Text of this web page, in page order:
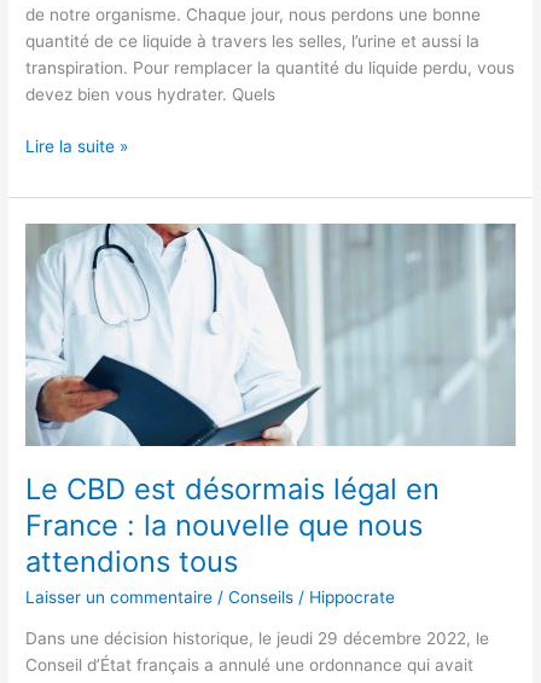
de notre organisme. Chaque jour, nous perdons une bonne
quantité de ce liquide à travers les selles, l’urine et aussi la
transpiration. Pour remplacer la quantité du liquide perdu, vous
devez bien vous hydrater. Quels
Lire la suite »
Le CBD est désormais légal en
France : la nouvelle que nous
attendions tous
Laisser un commentaire /Conseils / Hippocrate
Dans une décision historique, le jeudi 29 décembre 2022, le
Conseil d’État français a annulé une ordonnance qui avait
CBD
est
désormais
légal
en
France
la
nouvelle
que
nous
attendions